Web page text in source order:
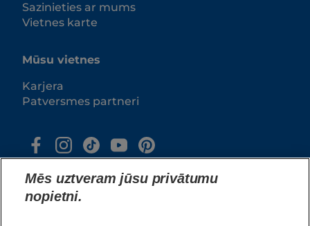
Sazinieties ar mums
Vietnes karte
Mūsu vietnes
Karjera
Patversmes partneri
Mēs uztveram jūsu privātumu
nopietni.